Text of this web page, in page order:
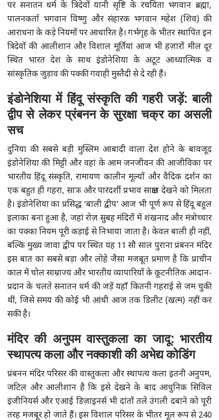
पर सनातन धर्म के त्रिदेवों यानी सृष्टि के रचयिता भगवान ब्रह्मा,
पालनकर्ता भगवान विष्णु और संहारक भगवान महेश (शिव) की
आराधना के कड़े नियमों पर आधारित है। गर्भगृह के भीतर स्थापित इन
त्रिदेवों की आलीशान और विशाल मूर्तियां आज भी हज़ारों मील दूर
स्थित भारत देश के साथ इंडोनेशिया के अटूट आध्यात्मिक व
सांस्कृतिक जुड़ाव की पक्की गवाही मुस्तैदी से दे रही हैं।
इंडोनेशिया में हिंदू संस्कृति की गहरी जड़ें: बाली
द्वीप से लेकर प्रंबनन के सुरक्षा चक्र का असली
सच
दुनिया की सबसे बड़ी मुस्लिम आबादी वाला देश होने के बावजूद
इंडोनेशिया की मिट्टी और वहां के आम जनजीवन की आजीविका पर
भारतीय हिंदू संस्कृति, रामायण कालीन मूल्यों और वैदिक दर्शन का
एक बहुत ही गहरा, साफ़ और पारदर्शी प्रभाव साक्षात देखने को मिलता
है। इंडोनेशिया का प्रसिद्ध ‘बाली द्वीप’ आज भी पूर्ण रूप से हिंदू बहुल
इलाका बना हुआ है, जहां रोज़ सुबह मंदिरों में शंखनाद और मंत्रोच्चार
का पक्का नियम पूरी कड़ाई से निभाया जाता है। केवल बाली ही नहीं,
बल्कि मुख्य जावा द्वीप पर स्थित यह 11 सौ साल पुराना प्रंबनन मंदिर
इस बात का सबसे बड़ा और लोहे जैसा मजबूत प्रमाण है कि प्राचीन
काल में चोल साम्राज्य और भारतीय व्यापारियों के कूटनीतिक आदान-
प्रदान के चलते सनातन धर्म की जड़ें यहाँ कितनी गहराई से जम चुकी
थीं, जिसे समय की कोई भी आंधी आज तक डिलीट (खत्म) नहीं कर
सकी है।
मंदिर की अनुपम वास्तुकला का जादू: भारतीय
स्थापत्य कला और नक्काशी की अभेद्य कोडिंग
प्रंबनन मंदिर परिसर की वास्तुकला और स्थापत्य कला इतनी अनुपम,
जटिल और आलीशान है कि इसे देखने के बाद आधुनिक सिविल
इंजीनियर्स और एआई डिज़ाइनर्स भी दांतों तले उंगली दबाने को पूरी
तरह मजबूर हो जाते हैं। इस विशाल परिसर के भीतर मूल रूप से 240